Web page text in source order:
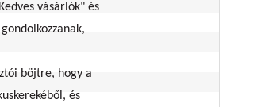
vásárlók" és
böjtre, hogy a
és